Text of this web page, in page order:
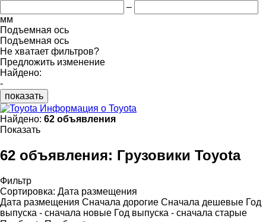
–
мм
Подъемная ось
Подъемная ось
Не хватает фильтров?
Предложить изменение
Найдено:
-
показать
Информация о Toyota
Найдено: 62 объявления
Показать
62 объявления: Грузовики Toyota
Фильтр
Сортировка: Дата размещения
Дата размещения Сначала дорогие Сначала дешевые Год
выпуска - сначала новые Год выпуска - сначала старые